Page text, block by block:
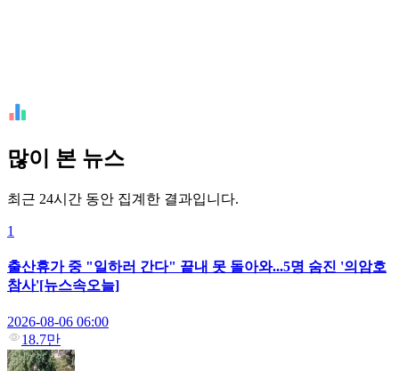
많이 본 뉴스
최근 24시간 동안 집계한 결과입니다.
1
출산휴가 중 "일하러 간다" 끝내 못 돌아와...5명 숨진 '의암호
참사'[뉴스속오늘]
2026-08-06 06:00
18.7만